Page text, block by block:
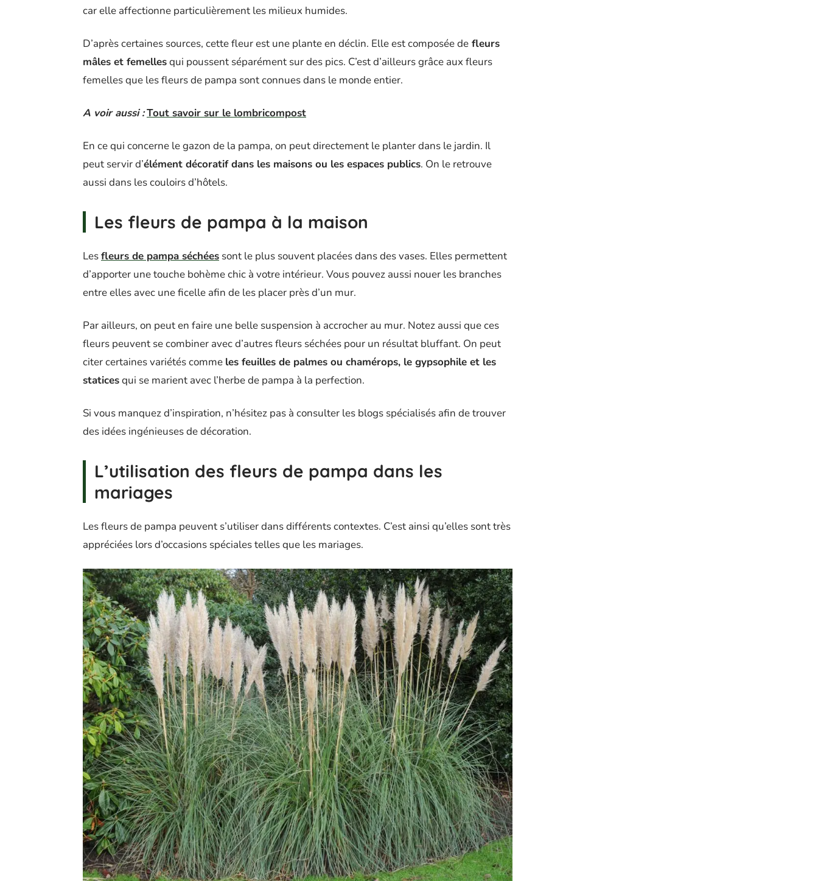
car elle affectionne particulièrement les milieux humides.
D’après certaines sources, cette fleur est une plante en déclin. Elle est composée de fleurs
mâles et femellesqui poussent séparément sur des pics. C’est d’ailleurs grâce aux fleurs
femelles que les fleurs de pampa sont connues dans le monde entier.
A voir aussi :Tout savoir sur le lombricompost
En ce qui concerne le gazon de la pampa, on peut directement le planter dans le jardin. Il
peut servir d’élément décoratif dans les maisons ou les espaces publics. On le retrouve
aussi dans les couloirs d’hôtels.
Les fleurs de pampa à la maison
Lesfleurs de pampa séchées sont le plus souvent placées dans des vases. Elles permettent
d’apporter une touche bohème chic à votre intérieur. Vous pouvez aussi nouer les branches
entre elles avec une ficelle afin de les placer près d’un mur.
Par ailleurs, on peut en faire une belle suspension à accrocher au mur. Notez aussi que ces
fleurs peuvent se combiner avec d’autres fleurs séchées pour un résultat bluffant. On peut
citer certaines variétés comme les feuilles de palmes ou chamérops, le gypsophile et les
staticesqui se marient avec l’herbe de pampa à la perfection.
Si vous manquez d’inspiration, n’hésitez pas à consulter les blogs spécialisés afin de trouver
des idées ingénieuses de décoration.
L’utilisation des fleurs de pampa dans les
mariages
Les fleurs de pampa peuvent s’utiliser dans différents contextes. C’est ainsi qu’elles sont très
appréciées lors d’occasions spéciales telles que les mariages.